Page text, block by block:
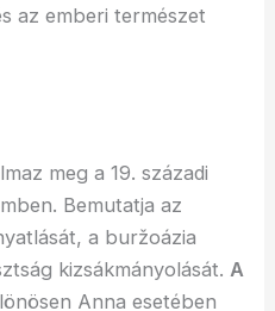
az emberi természet
meg a 19. századi
Bemutatja az
a buržoázia
kizsákmányolását. A
Anna esetében